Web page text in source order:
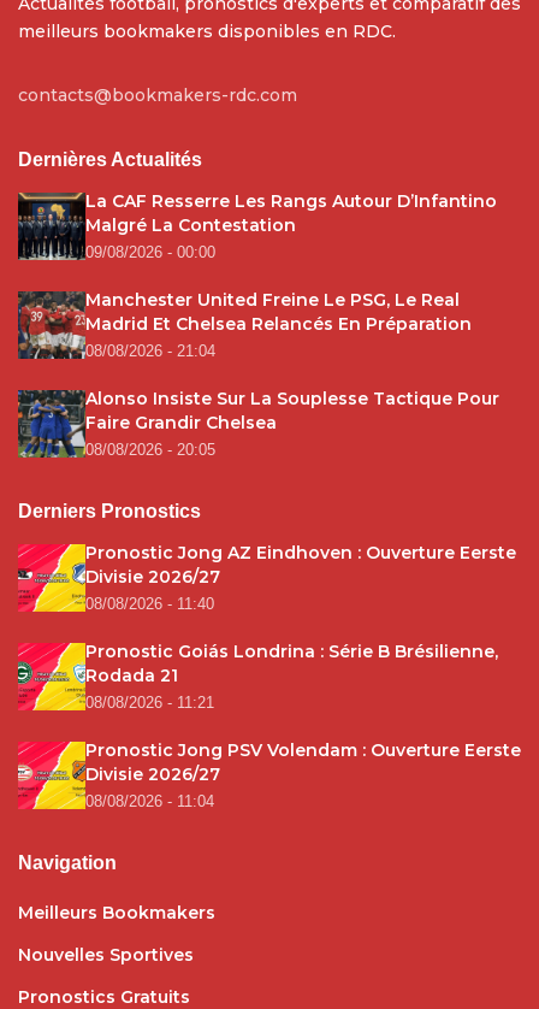
meilleurs bookmakers disponibles en RDC.
contacts@bookmakers-rdc.com
Dernières Actualités
La CAF Resserre Les Rangs Autour D’Infantino
Malgré La Contestation
09/08/2026 - 00:00
Manchester United Freine Le PSG, Le Real
Madrid Et Chelsea Relancés En Préparation
08/08/2026 - 21:04
Alonso Insiste Sur La Souplesse Tactique Pour
Faire Grandir Chelsea
08/08/2026 - 20:05
Derniers Pronostics
Pronostic Jong AZ Eindhoven : Ouverture Eerste
Divisie 2026/27
08/08/2026 - 11:40
Pronostic Goiás Londrina : Série B Brésilienne,
Rodada 21
08/08/2026 - 11:21
Pronostic Jong PSV Volendam : Ouverture Eerste
Divisie 2026/27
08/08/2026 - 11:04
Navigation
Meilleurs Bookmakers
Nouvelles Sportives
Pronostics Gratuits